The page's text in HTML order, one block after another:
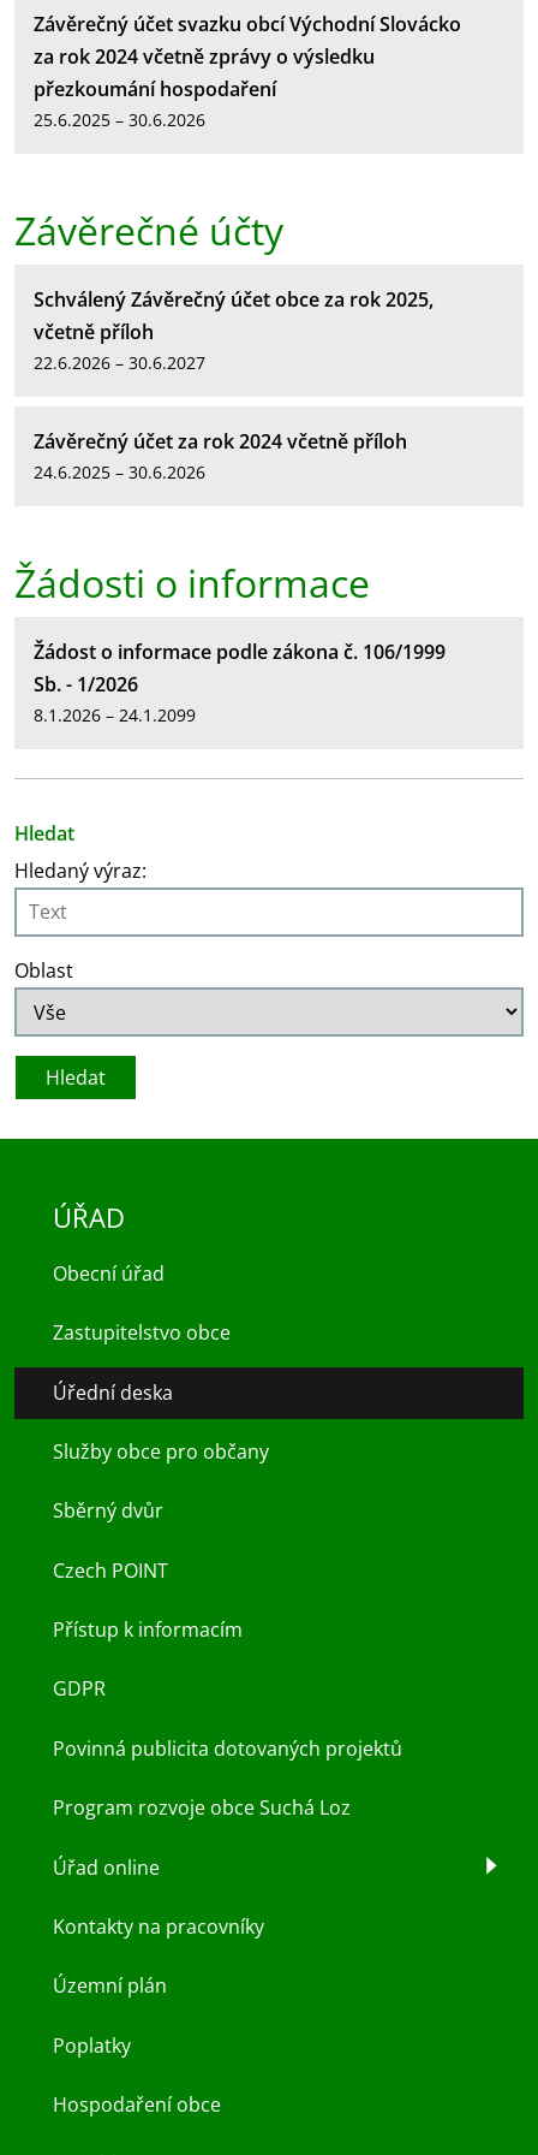
Závěrečný účet svazku obcí Východní Slovácko
za rok 2024 včetně zprávy o výsledku
přezkoumání hospodaření
25.6.2025 – 30.6.2026
Závěrečné účty
Schválený Závěrečný účet obce za rok 2025,
včetně příloh
22.6.2026 – 30.6.2027
Závěrečný účet za rok 2024 včetně příloh
24.6.2025 – 30.6.2026
Žádosti o informace
Žádost o informace podle zákona č. 106/1999
Sb. - 1/2026
8.1.2026 – 24.1.2099
Hledat
Hledaný výraz:
Oblast
ÚŘAD
Obecní úřad
Zastupitelstvo obce
Úřední deska
Služby obce pro občany
Sběrný dvůr
Czech POINT
Přístup k informacím
GDPR
Povinná publicita dotovaných projektů
Program rozvoje obce Suchá Loz
Úřad online
Kontakty na pracovníky
Územní plán
Poplatky
Hospodaření obce